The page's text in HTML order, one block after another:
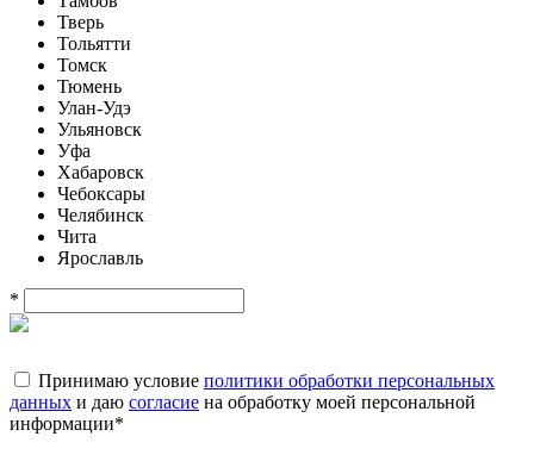
Тверь
Тольятти
Томск
Тюмень
Улан-Удэ
Ульяновск
Уфа
Хабаровск
Чебоксары
Челябинск
Чита
Ярославль
*
Принимаю условие политики обработки персональных
данных и даю согласие на обработку моей персональной
информации*